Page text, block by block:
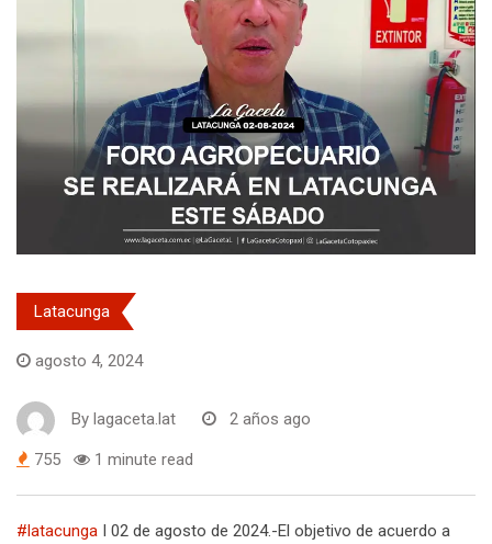
Latacunga
agosto 4, 2024
By lagaceta.lat 2 años ago
755 1 minute read
#latacunga I 02 de agosto de 2024.-El objetivo de acuerdo a